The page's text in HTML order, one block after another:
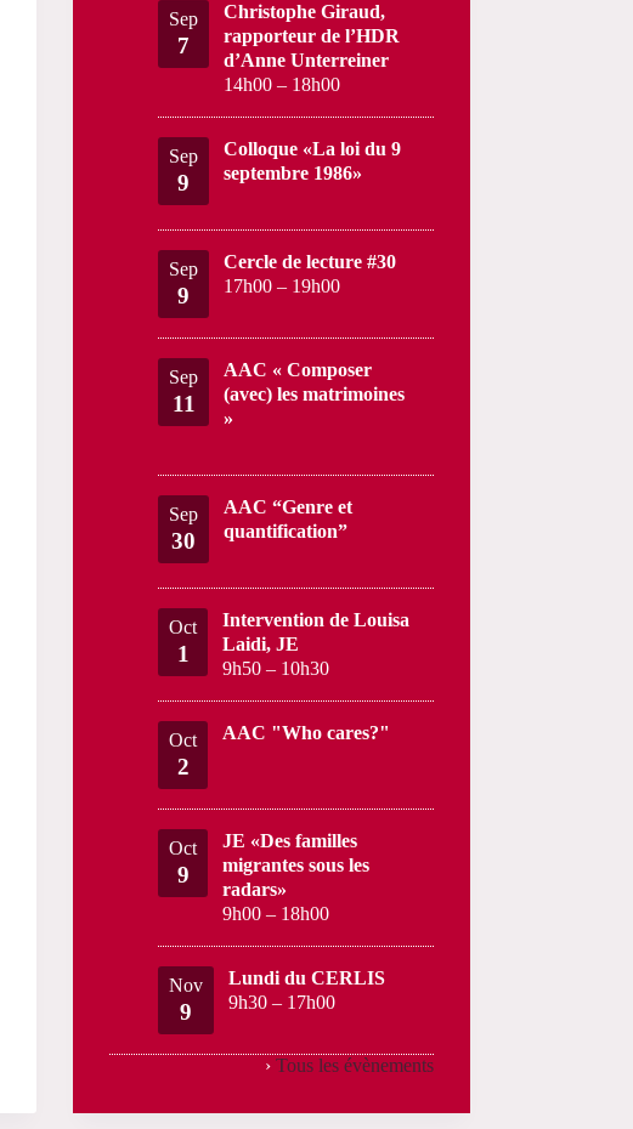
Sep
7
Christophe Giraud,
rapporteur de l’HDR
d’Anne Unterreiner
14h00 – 18h00
Sep
9
Colloque «La loi du 9
septembre 1986»
Sep
9
Cercle de lecture #30
17h00 – 19h00
Sep
11
AAC « Composer
(avec) les matrimoines
»
Sep
30
AAC “Genre et
quantification”
Oct
1
Intervention de Louisa
Laidi, JE
9h50 – 10h30
Oct
2
AAC "Who cares?"
Oct
9
JE «Des familles
migrantes sous les
radars»
9h00 – 18h00
Nov
9
Lundi du CERLIS
9h30 – 17h00
› Tous les évènements